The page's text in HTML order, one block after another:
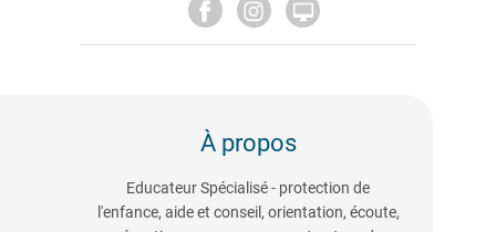

À propos
Educateur Spécialisé - protection de
l'enfance, aide et conseil, orientation, écoute,